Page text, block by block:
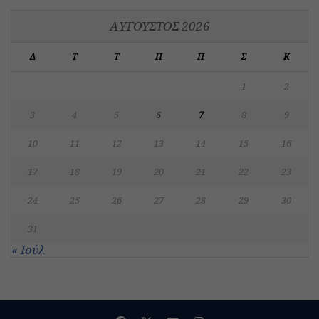
ΑΎΓΟΥΣΤΟΣ 2026
Δ Τ Τ Π Π Σ Κ
1 2
3 4 5 6 7 8 9
10 11 12 13 14 15 16
17 18 19 20 21 22 23
24 25 26 27 28 29 30
31
« Ιούλ